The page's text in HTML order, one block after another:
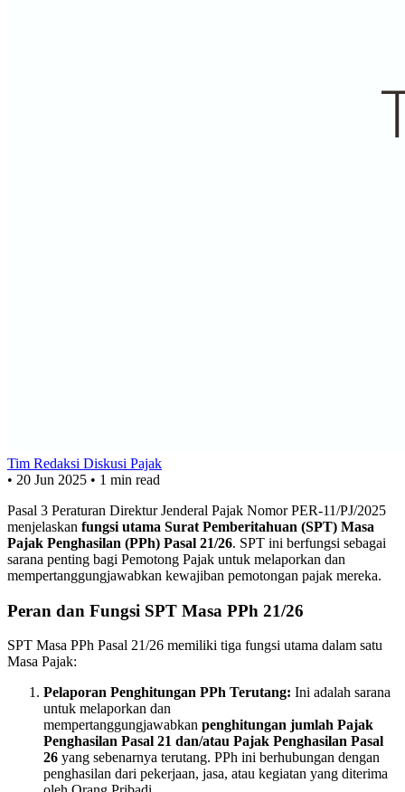
Tim Redaksi Diskusi Pajak
• 20 Jun 2025 • 1 min read
Pasal 3 Peraturan Direktur Jenderal Pajak Nomor PER-11/PJ/2025
menjelaskan fungsi utama Surat Pemberitahuan (SPT) Masa
Pajak Penghasilan (PPh) Pasal 21/26. SPT ini berfungsi sebagai
sarana penting bagi Pemotong Pajak untuk melaporkan dan
mempertanggungjawabkan kewajiban pemotongan pajak mereka.
Peran dan Fungsi SPT Masa PPh 21/26
SPT Masa PPh Pasal 21/26 memiliki tiga fungsi utama dalam satu
Masa Pajak:
Pelaporan Penghitungan PPh Terutang: Ini adalah sarana
untuk melaporkan dan
mempertanggungjawabkan penghitungan jumlah Pajak
Penghasilan Pasal 21 dan/atau Pajak Penghasilan Pasal
26 yang sebenarnya terutang. PPh ini berhubungan dengan
penghasilan dari pekerjaan, jasa, atau kegiatan yang diterima